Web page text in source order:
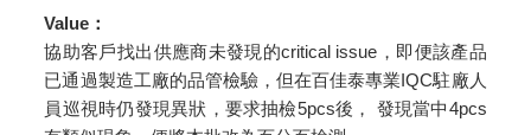
Value ：
協助客戶找出供應商未發現的critical issue，即便該產品
已通過製造工廠的品管檢驗，但在百佳泰專業IQC駐廠人
員巡視時仍發現異狀，要求抽檢5pcs後， 發現當中4pcs